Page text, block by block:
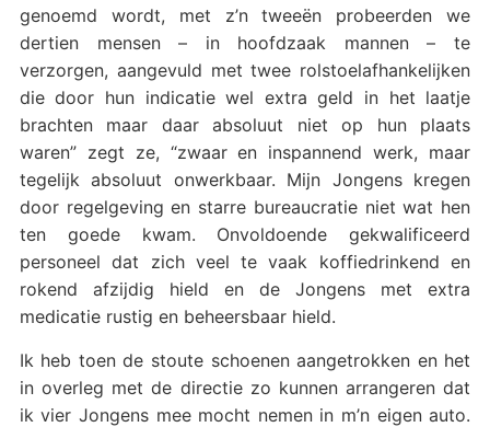
genoemd wordt, met z’n tweeën probeerden we
dertien mensen – in hoofdzaak mannen – te
verzorgen, aangevuld met twee rolstoelafhankelijken
die door hun indicatie wel extra geld in het laatje
brachten maar daar absoluut niet op hun plaats
waren” zegt ze, “zwaar en inspannend werk, maar
tegelijk absoluut onwerkbaar. Mijn Jongens kregen
door regelgeving en starre bureaucratie niet wat hen
ten goede kwam. Onvoldoende gekwalificeerd
personeel dat zich veel te vaak koffiedrinkend en
rokend afzijdig hield en de Jongens met extra
medicatie rustig en beheersbaar hield.
Ik heb toen de stoute schoenen aangetrokken en het
in overleg met de directie zo kunnen arrangeren dat
ik vier Jongens mee mocht nemen in m’n eigen auto.